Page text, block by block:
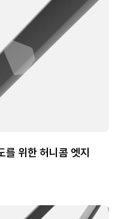
위한 허니콤 엣지